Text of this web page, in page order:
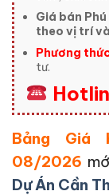
Giá bán
theo vị trí
Phương
tư.
Bảng Giá
08/2026
Dự Án Cần